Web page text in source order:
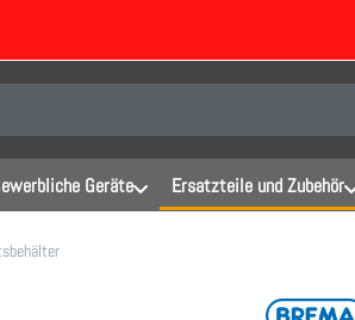
Während Sie tippen, erscheinen automatisch
Geräte Ersatzteile und Zubehör